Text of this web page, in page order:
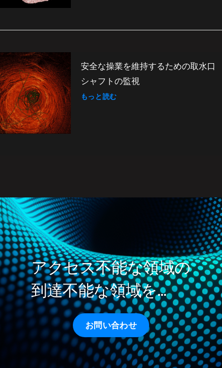
安全な操業を維持するための取水口
シャフトの監視
もっと読む
アクセス不能な領域の
到達不能な領域を…
お問い合わせ